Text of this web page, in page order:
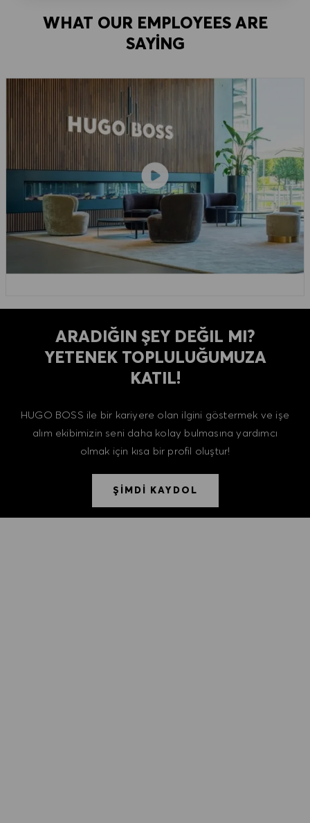
WHAT OUR EMPLOYEES ARE
SAYING
ARADIĞIN ŞEY DEĞIL MI?
YETENEK TOPLULUĞUMUZA
KATIL!
HUGO BOSS ile bir kariyere olan ilgini göstermek ve işe
alım ekibimizin seni daha kolay bulmasına yardımcı
olmak için kısa bir profil oluştur!
ŞİMDİ KAYDOL